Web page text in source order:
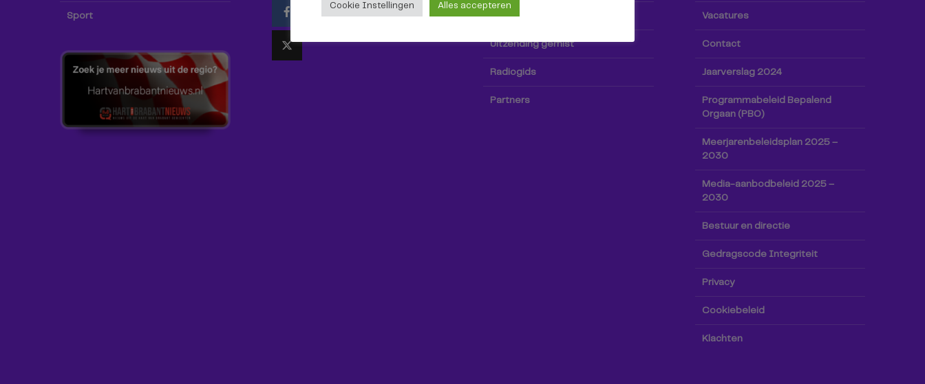
Sport TV-gids
Uitzending gemist
Radiogids
Partners
Vacatures
Contact
Jaarverslag 2024
Programmabeleid Bepalend
Orgaan (PBO)
Meerjarenbeleidsplan 2025 –
2030
Media-aanbodbeleid 2025 –
2030
Bestuur en directie
Gedragscode Integriteit
Privacy
Cookiebeleid
Klachten
Cookie Instellingen Alles accepteren